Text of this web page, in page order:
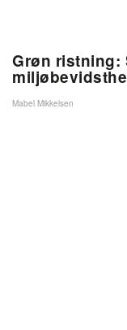
Grøn ristning:
Mabel Mikkelsen